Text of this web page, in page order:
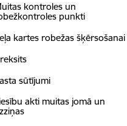
kontroles un
punkti
kartes robežas šķērsošanai
sūtījumi
akti muitas jomā un